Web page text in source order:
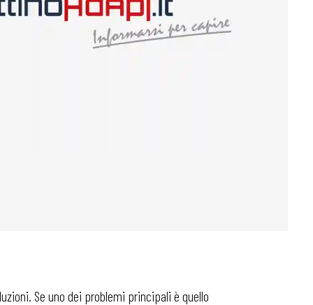
Se uno dei problemi principali è quello